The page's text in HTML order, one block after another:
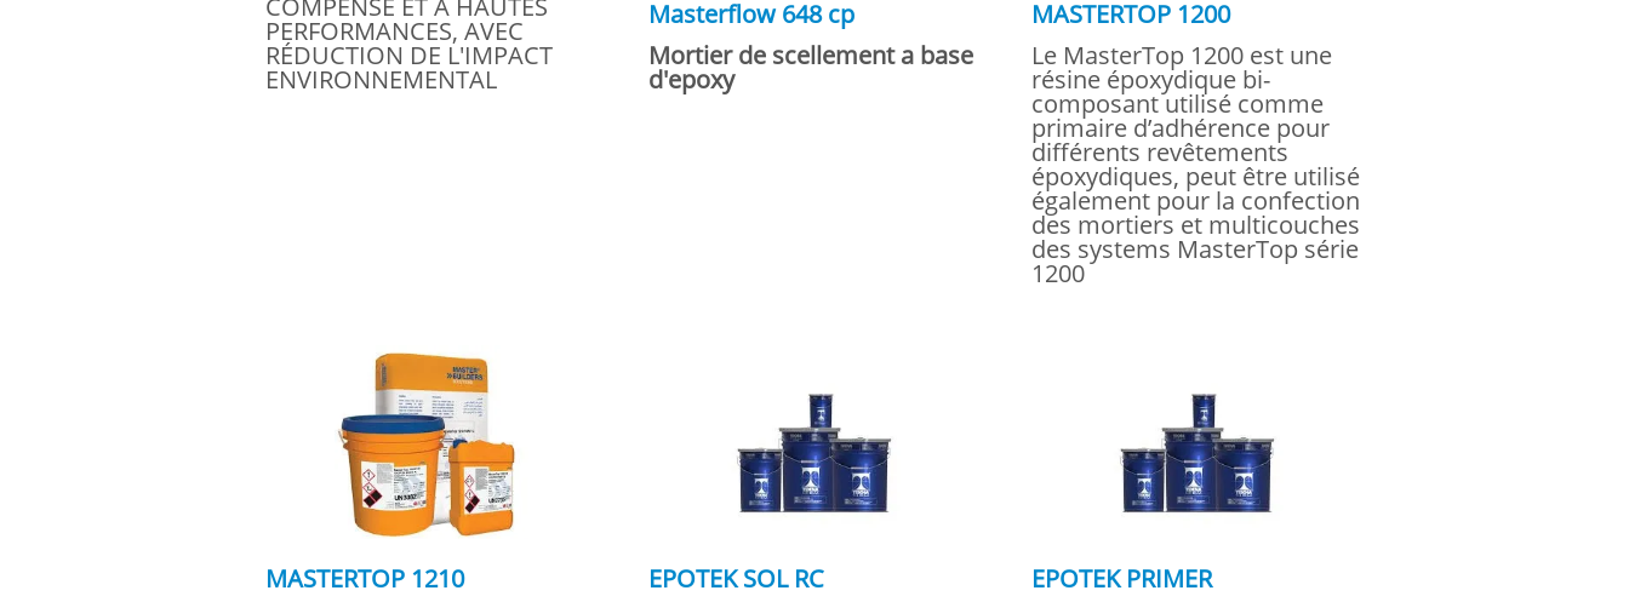
COMPENSÉ ET À HAUTES
PERFORMANCES, AVEC
RÉDUCTION DE L'IMPACT
ENVIRONNEMENTAL
Masterflow 648 cp
Mortier de scellement a base
d'epoxy
MASTERTOP 1200
Le MasterTop 1200 est une
résine époxydique bi-
composant utilisé comme
primaire d’adhérence pour
différents revêtements
époxydiques, peut être utilisé
également pour la confection
des mortiers et multicouches
des systems MasterTop série
1200
MASTERTOP 1210
EPOTEK SOL RC
EPOTEK PRIMER